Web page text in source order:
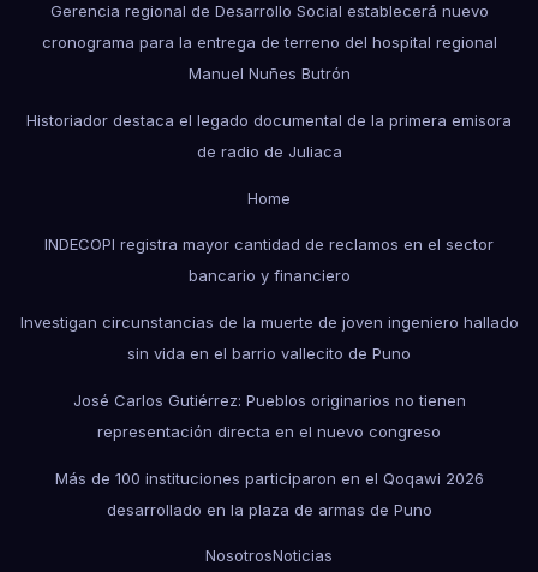
Gerencia regional de Desarrollo Social establecerá nuevo
cronograma para la entrega de terreno del hospital regional
Manuel Nuñes Butrón
Historiador destaca el legado documental de la primera emisora
de radio de Juliaca
Home
INDECOPI registra mayor cantidad de reclamos en el sector
bancario y financiero
Investigan circunstancias de la muerte de joven ingeniero hallado
sin vida en el barrio vallecito de Puno
José Carlos Gutiérrez: Pueblos originarios no tienen
representación directa en el nuevo congreso
Más de 100 instituciones participaron en el Qoqawi 2026
desarrollado en la plaza de armas de Puno
NosotrosNoticias